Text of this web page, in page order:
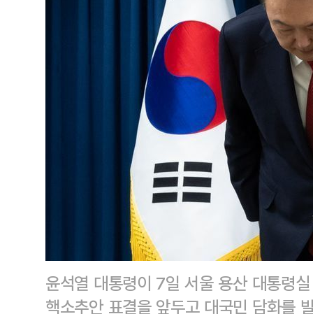
윤석열 대통령이 7일 서울 용산 대통령
핵소추안 표결을 앞두고 대국민 담화를